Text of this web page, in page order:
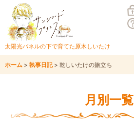
太陽光パネルの下で育てた原木しいたけ
ホーム > 執事日記 > 乾しいたけの旅立ち
月別一覧